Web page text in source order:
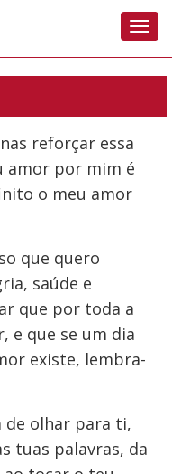
reforçar essa
amor por mim é
o meu amor
que quero
saúde e
que por toda a
e que se um dia
existe, lembra-
de olhar para ti,
tuas palavras, da